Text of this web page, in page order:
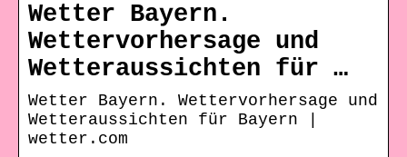
Wetter Bayern.
Wettervorhersage und
Wetteraussichten für …
Wetter Bayern. Wettervorhersage und
Wetteraussichten für Bayern |
wetter.com